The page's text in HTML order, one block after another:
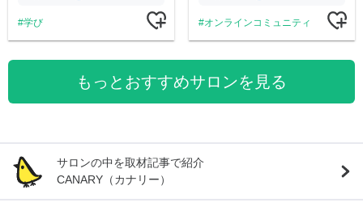
学び オンラインコミュニティ
もっとおすすめサロンを見る
サロンの中を取材記事で紹介
CANARY（カナリー）